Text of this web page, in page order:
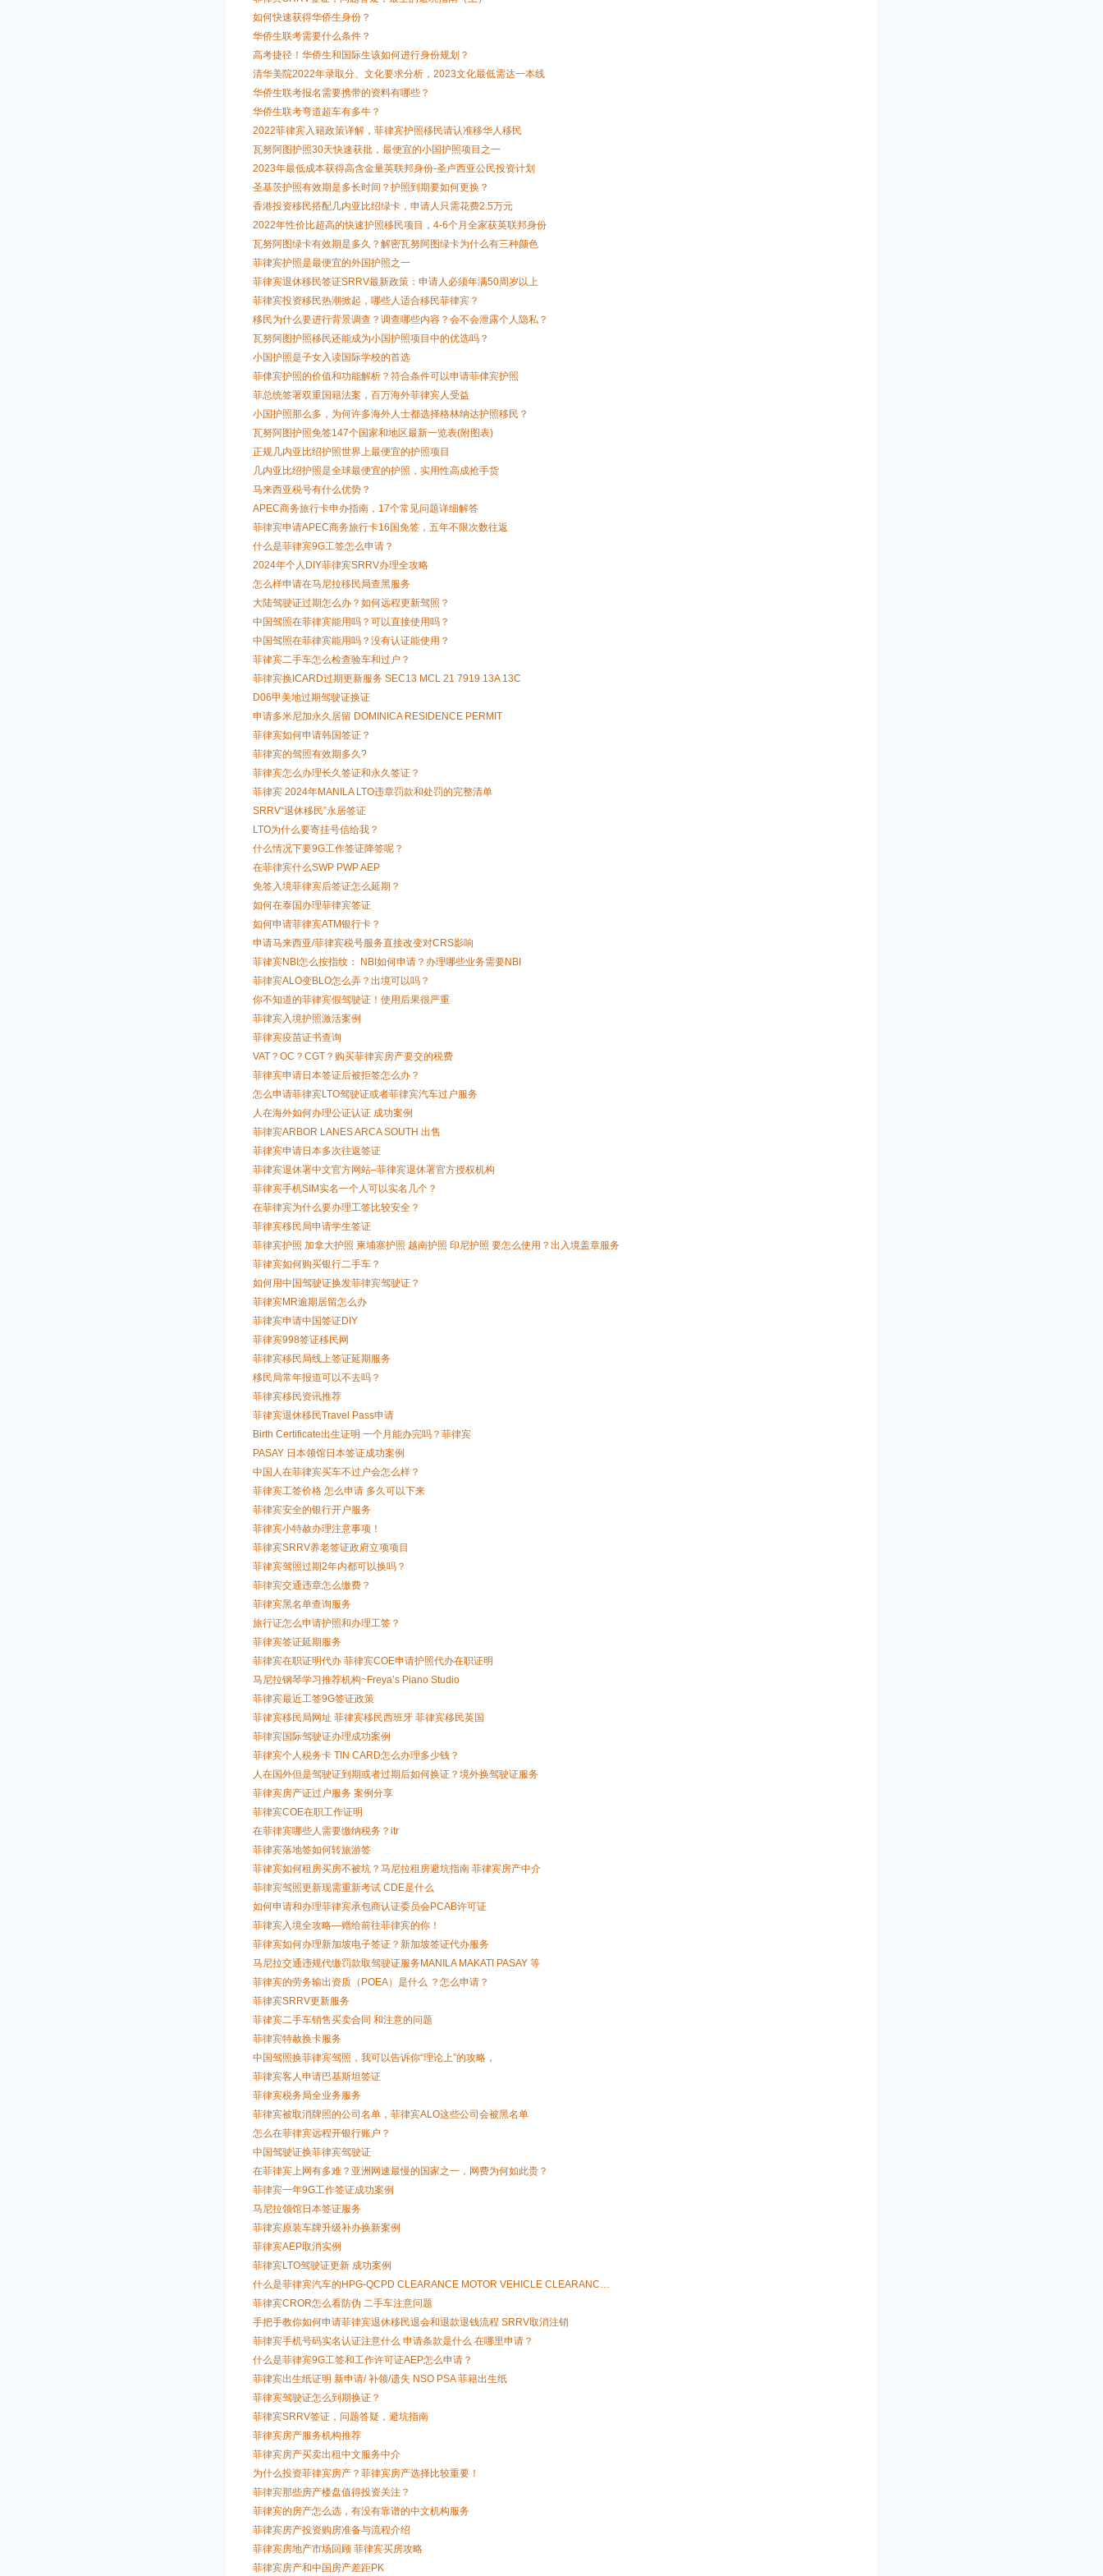
如何快速获得华侨生身份？
华侨生联考需要什么条件？
高考捷径！华侨生和国际生该如何进行身份规划？
清华美院2022年录取分、文化要求分析，2023文化最低需达一本线
华侨生联考报名需要携带的资料有哪些？
华侨生联考弯道超车有多牛？
2022菲律宾入籍政策详解，菲律宾护照移民请认准移华人移民
瓦努阿图护照30天快速获批，最便宜的小国护照项目之一
2023年最低成本获得高含金量英联邦身份-圣卢西亚公民投资计划
圣基茨护照有效期是多长时间？护照到期要如何更换？
香港投资移民搭配几内亚比绍绿卡，申请人只需花费2.5万元
2022年性价比超高的快速护照移民项目，4-6个月全家获英联邦身份
瓦努阿图绿卡有效期是多久？解密瓦努阿图绿卡为什么有三种颜色
菲律宾护照是最便宜的外国护照之一
菲律宾退休移民签证SRRV最新政策：申请人必须年满50周岁以上
菲律宾投资移民热潮掀起，哪些人适合移民菲律宾？
移民为什么要进行背景调查？调查哪些内容？会不会泄露个人隐私？
瓦努阿图护照移民还能成为小国护照项目中的优选吗？
小国护照是子女入读国际学校的首选
菲侓宾护照的价值和功能解析？符合条件可以申请菲侓宾护照
菲总统签署双重国籍法案，百万海外菲律宾人受益
小国护照那么多，为何许多海外人士都选择格林纳达护照移民？
瓦努阿图护照免签147个国家和地区最新一览表(附图表)
正规几内亚比绍护照世界上最便宜的护照项目
几内亚比绍护照是全球最便宜的护照，实用性高成抢手货
马来西亚税号有什么优势？
APEC商务旅行卡申办指南，17个常见问题详细解答
菲律宾申请APEC商务旅行卡16国免签，五年不限次数往返
什么是菲律宾9G工签怎么申请？
2024年个人DIY菲律宾SRRV办理全攻略
怎么样申请在马尼拉移民局查黑服务
大陆驾驶证过期怎么办？如何远程更新驾照？
中国驾照在菲律宾能用吗？可以直接使用吗？
中国驾照在菲律宾能用吗？没有认证能使用？
菲律宾二手车怎么检查验车和过户？
菲律宾换ICARD过期更新服务 SEC13 MCL 21 7919 13A 13C
D06甲美地过期驾驶证换证
申请多米尼加永久居留 DOMINICA RESIDENCE PERMIT
菲律宾如何申请韩国签证？
菲律宾的驾照有效期多久?
菲律宾怎么办理长久签证和永久签证？
菲律宾 2024年MANILA LTO违章罚款和处罚的完整清单
SRRV“退休移民”永居签证
LTO为什么要寄挂号信给我？
什么情况下要9G工作签证降签呢？
在菲律宾什么SWP PWP AEP
免签入境菲律宾后签证怎么延期？
如何在泰国办理菲律宾签证
如何申请菲律宾ATM银行卡？
申请马来西亚/菲律宾税号服务直接改变对CRS影响
菲律宾NBI怎么按指纹： NBI如何申请？办理哪些业务需要NBI
菲律宾ALO变BLO怎么弄？出境可以吗？
你不知道的菲律宾假驾驶证！使用后果很严重
菲律宾入境护照激活案例
菲律宾疫苗证书查询
VAT？OC？CGT？购买菲律宾房产要交的税费
菲律宾申请日本签证后被拒签怎么办？
怎么申请菲律宾LTO驾驶证或者菲律宾汽车过户服务
人在海外如何办理公证认证 成功案例
菲律宾ARBOR LANES ARCA SOUTH 出售
菲律宾申请日本多次往返签证
菲律宾退休署中文官方网站–菲律宾退休署官方授权机构
菲律宾手机SIM实名一个人可以实名几个？
在菲律宾为什么要办理工签比较安全？
菲律宾移民局申请学生签证
菲律宾护照 加拿大护照 柬埔寨护照 越南护照 印尼护照 要怎么使用？出入境盖章服务
菲律宾如何购买银行二手车？
如何用中国驾驶证换发菲律宾驾驶证？
菲律宾MR逾期居留怎么办
菲律宾申请中国签证DIY
菲律宾998签证移民网
菲律宾移民局线上签证延期服务
移民局常年报道可以不去吗？
菲律宾移民资讯推荐
菲律宾退休移民Travel Pass申请
Birth Certificate出生证明 一个月能办完吗？菲律宾
PASAY 日本领馆日本签证成功案例
中国人在菲律宾买车不过户会怎么样？
菲律宾工签价格 怎么申请 多久可以下来
菲律宾安全的银行开户服务
菲律宾小特赦办理注意事项！
菲律宾SRRV养老签证政府立项项目
菲律宾驾照过期2年内都可以换吗？
菲律宾交通违章怎么缴费？
菲律宾黑名单查询服务
旅行证怎么申请护照和办理工签？
菲律宾签证延期服务
菲律宾在职证明代办 菲律宾COE申请护照代办在职证明
马尼拉钢琴学习推荐机构~Freya’s Piano Studio
菲律宾最近工签9G签证政策
菲律宾移民局网址 菲律宾移民西班牙 菲律宾移民英国
菲律宾国际驾驶证办理成功案例
菲律宾个人税务卡 TIN CARD怎么办理多少钱？
人在国外但是驾驶证到期或者过期后如何换证？境外换驾驶证服务
菲律宾房产证过户服务 案例分享
菲律宾COE在职工作证明
在菲律宾哪些人需要缴纳税务？itr
菲律宾落地签如何转旅游签
菲律宾如何租房买房不被坑？马尼拉租房避坑指南 菲律宾房产中介
菲律宾驾照更新现需重新考试 CDE是什么
如何申请和办理菲律宾承包商认证委员会PCAB许可证
菲律宾入境全攻略—赠给前往菲律宾的你！
菲律宾如何办理新加坡电子签证？新加坡签证代办服务
马尼拉交通违规代缴罚款取驾驶证服务MANILA MAKATI PASAY 等
菲律宾的劳务输出资质（POEA）是什么 ？怎么申请？
菲律宾SRRV更新服务
菲律宾二手车销售买卖合同 和注意的问题
菲律宾特赦换卡服务
中国驾照换菲律宾驾照，我可以告诉你“理论上”的攻略，
菲律宾客人申请巴基斯坦签证
菲律宾税务局全业务服务
菲律宾被取消牌照的公司名单，菲律宾ALO这些公司会被黑名单
怎么在菲律宾远程开银行账户？
中国驾驶证换菲律宾驾驶证
在菲律宾上网有多难？亚洲网速最慢的国家之一，网费为何如此贵？
菲律宾一年9G工作签证成功案例
马尼拉领馆日本签证服务
菲律宾原装车牌升级补办换新案例
菲律宾AEP取消实例
菲律宾LTO驾驶证更新 成功案例
什么是菲律宾汽车的HPG-QCPD CLEARANCE MOTOR VEHICLE CLEARANC…
菲律宾CROR怎么看防伪 二手车注意问题
手把手教你如何申请菲律宾退休移民退会和退款退钱流程 SRRV取消注销
菲律宾手机号码实名认证注意什么 申请条款是什么 在哪里申请？
什么是菲律宾9G工签和工作许可证AEP怎么申请？
菲律宾出生纸证明 新申请/ 补领/遗失 NSO PSA 菲籍出生纸
菲律宾驾驶证怎么到期换证？
菲律宾SRRV签证，问题答疑，避坑指南
菲律宾房产服务机构推荐
菲律宾房产买卖出租中文服务中介
为什么投资菲律宾房产？菲律宾房产选择比较重要！
菲律宾那些房产楼盘值得投资关注？
菲律宾的房产怎么选，有没有靠谱的中文机构服务
菲律宾房产投资购房准备与流程介绍
菲律宾房地产市场回顾 菲律宾买房攻略
菲律宾房产和中国房产差距PK